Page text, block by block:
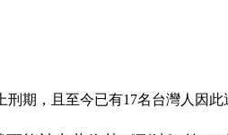
期，且至今已有17名台灣人因